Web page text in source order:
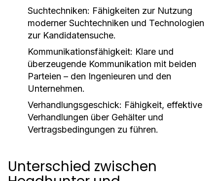
Suchtechniken: Fähigkeiten zur Nutzung
moderner Suchtechniken und Technologien
zur Kandidatensuche.
Kommunikationsfähigkeit: Klare und
überzeugende Kommunikation mit beiden
Parteien – den Ingenieuren und den
Unternehmen.
Verhandlungsgeschick: Fähigkeit, effektive
Verhandlungen über Gehälter und
Vertragsbedingungen zu führen.
Unterschied zwischen